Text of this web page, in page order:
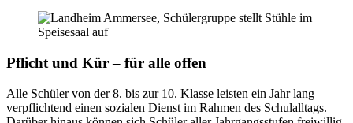
Pflicht und Kür – für alle offen
Alle Schüler von der 8. bis zur 10. Klasse leisten ein Jahr lang
verpflichtend einen sozialen Dienst im Rahmen des Schulalltags.